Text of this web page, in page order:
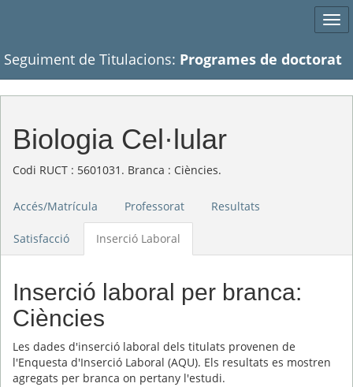
Seguiment de Titulacions: Programes de doctorat
Biologia Cel·lular
Codi RUCT : 5601031. Branca : Ciències.
Accés/Matrícula Professorat Resultats
Satisfacció Inserció Laboral
Inserció laboral per branca:
Ciències
Les dades d'inserció laboral dels titulats provenen de
l'Enquesta d'Inserció Laboral (AQU). Els resultats es mostren
agregats per branca on pertany l'estudi.